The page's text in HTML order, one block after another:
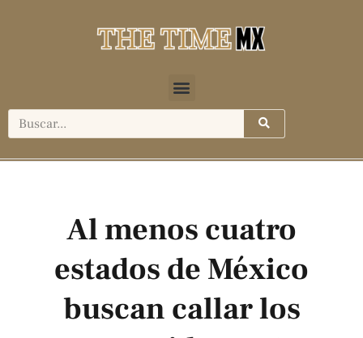
Al menos cuatro
estados de México
buscan callar los